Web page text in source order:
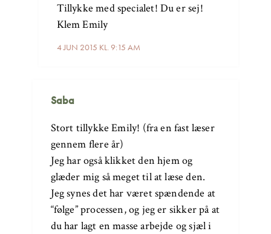
4 JUN 2015 KL. 9:15 AM
Tillykke med specialet! Du er sej!
Klem Emily
Saba
Stort tillykke Emily! (fra en fast læser
gennem flere år)
Jeg har også klikket den hjem og
glæder mig så meget til at læse den.
Jeg synes det har været spændende at
“følge” processen, og jeg er sikker på at
du har lagt en masse arbejde og sjæl i